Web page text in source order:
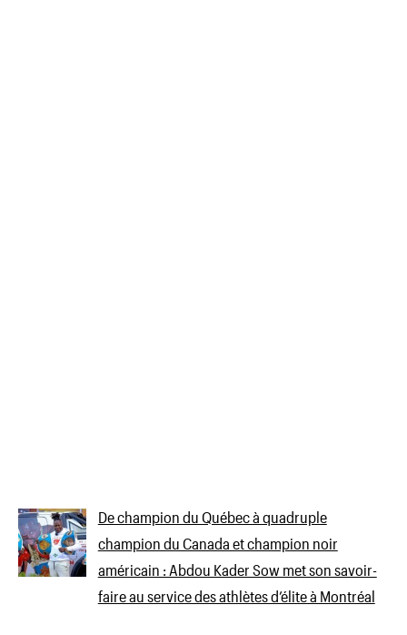
De champion du Québec à quadruple
champion du Canada et champion noir
américain : Abdou Kader Sow met son savoir-
faire au service des athlètes d’élite à Montréal